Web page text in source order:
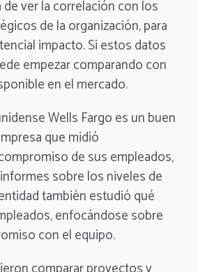
ver la correlación con los
de la organización, para
impacto. Si estos datos
empezar comparando con
en el mercado.
Wells Fargo es un buen
que midió
de sus empleados,
sobre los niveles de
también estudió qué
enfocándose sobre
con el equipo.